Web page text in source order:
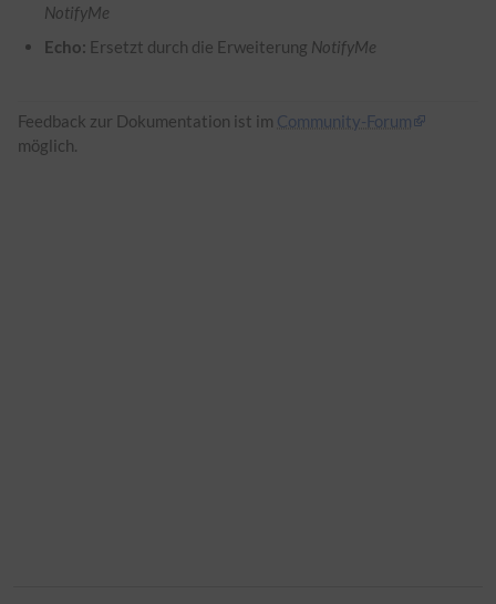
NotifyMe
Echo: Ersetzt durch die Erweiterung NotifyMe
Feedback zur Dokumentation ist im Community-Forum
möglich.